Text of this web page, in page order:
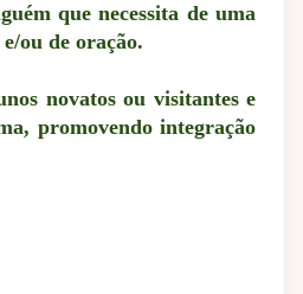
que necessita de uma
ou de oração.
novatos ou visitantes e
promovendo integração